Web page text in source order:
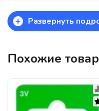
+ Развернуть
Похожие